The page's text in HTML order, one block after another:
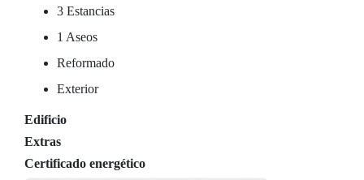
3 Estancias
1 Aseos
Reformado
Exterior
Edificio
Extras
Certificado energético